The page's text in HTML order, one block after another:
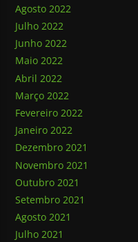
Agosto 2022
Julho 2022
Junho 2022
Maio 2022
Abril 2022
Março 2022
Fevereiro 2022
Janeiro 2022
Dezembro 2021
Novembro 2021
Outubro 2021
Setembro 2021
Agosto 2021
Julho 2021